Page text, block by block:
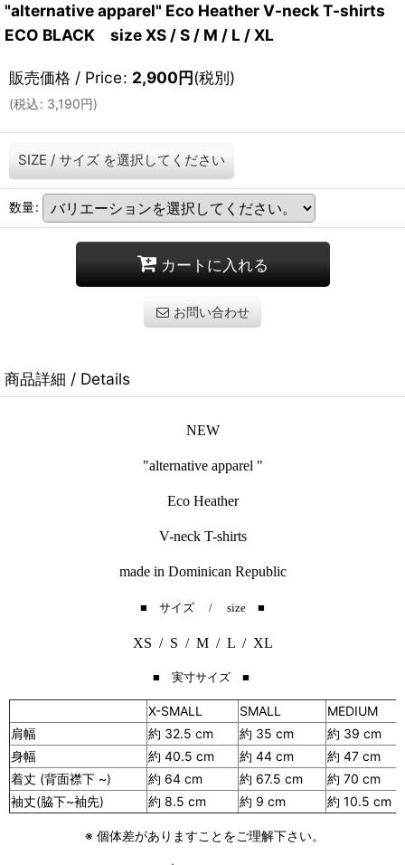
"alternative apparel" Eco Heather V-neck T-shirts
ECO BLACK size XS / S / M / L / XL
販売価格 / Price: 2,900円(税別)
(税込: 3,190円)
SIZE / サイズ を選択してください
数量:
カートに入れる
お問い合わせ
商品詳細 / Details
NEW
"alternative apparel "
Eco Heather
V-neck T-shirts
made in Dominican Republic
■ サイズ / size ■
XS / S / M / L / XL
■ 実寸サイズ ■
X-SMALL SMALL
MEDIUM
肩幅
約 32.5 cm 約 35 cm 約 39 cm
身幅
約 40.5 cm 約 44 cm 約 47 cm
着丈 (背面襟下 ~)
約 64 cm 約 67.5 cm 約 70 cm
袖丈(脇下~袖先)
約 8.5 cm 約 9 cm 約 10.5 cm
※ 個体差がありますことをご理解下さい。